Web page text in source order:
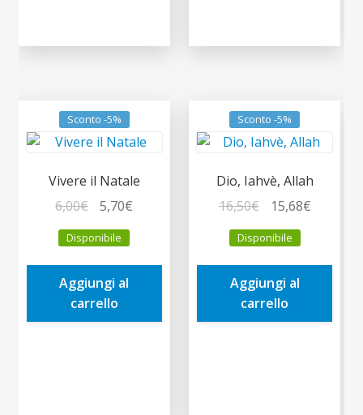
Sconto -5%
Vivere il Natale
6,00€
prezzo
originale
era:
6,00€.
5,70€
è:
Disponibile
Aggiungi al
carrello
Sconto -5%
Dio, Iahvè, Allah
16,50€
prezzo
originale
era:
16,50€.
15,68€Il
è:
Disponibile
Aggiungi al
carrello